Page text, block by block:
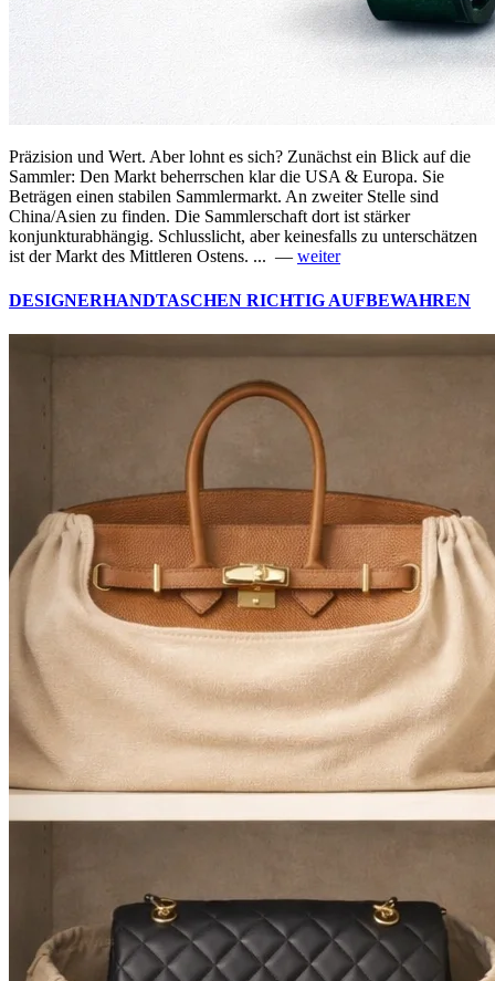
Präzision und Wert. Aber lohnt es sich? Zunächst ein Blick auf die
Sammler: Den Markt beherrschen klar die USA & Europa. Sie
Beträgen einen stabilen Sammlermarkt. An zweiter Stelle sind
China/Asien zu finden. Die Sammlerschaft dort ist stärker
konjunkturabhängig. Schlusslicht, aber keinesfalls zu unterschätzen
ist der Markt des Mittleren Ostens. ... — weiter
DESIGNERHANDTASCHEN RICHTIG AUFBEWAHREN